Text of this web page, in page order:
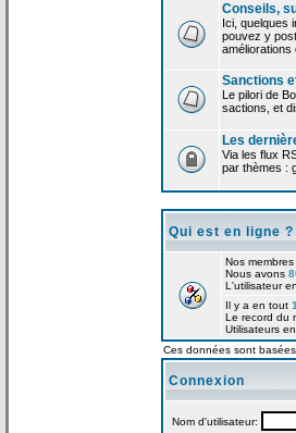
Conseils,
Ici, quelques
pouvez y
améliorations
Sanctions
Le pilori de
sactions, et
Les
Via les flux
par thèmes :
Qui est en ligne ?
Nos
Nous avons
L'utilisateur
Il y a en tout
Le record du
Utilisateurs
Ces données sont
Connexion
Nom d'utilisateur: